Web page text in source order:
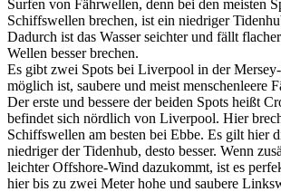
Surfen von Fährwellen, denn bei den meisten
Schiffswellen brechen, ist ein niedriger
Dadurch ist das Wasser seichter und fällt
Wellen besser brechen.
Es gibt zwei Spots bei Liverpool in der
möglich ist, saubere und meist menschenleere
Der erste und bessere der beiden Spots heißt
befindet sich nördlich von Liverpool. Hier
Schiffswellen am besten bei Ebbe. Es gilt hier
niedriger der Tidenhub, desto besser. Wenn
leichter Offshore-Wind dazukommt, ist es
hier bis zu zwei Meter hohe und saubere